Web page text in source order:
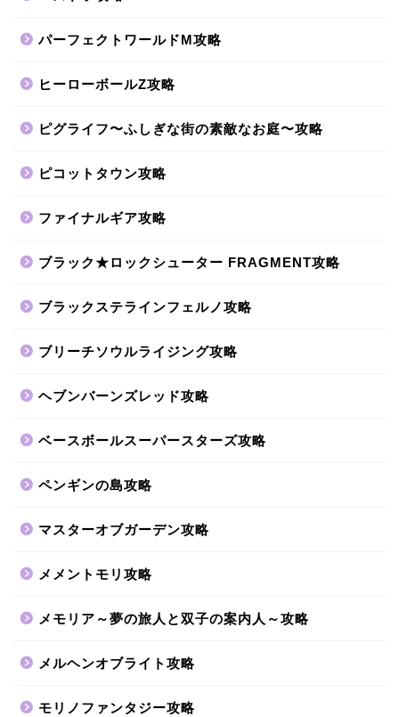
パーフェクトワールドM攻略
ヒーローボールZ攻略
ピグライフ〜ふしぎな街の素敵なお庭〜攻略
ピコットタウン攻略
ファイナルギア攻略
ブラック★ロックシューター FRAGMENT攻略
ブラックステラインフェルノ攻略
ブリーチソウルライジング攻略
ヘブンバーンズレッド攻略
ベースボールスーパースターズ攻略
ペンギンの島攻略
マスターオブガーデン攻略
メメントモリ攻略
メモリア～夢の旅人と双子の案内人～攻略
メルヘンオブライト攻略
モリノファンタジー攻略